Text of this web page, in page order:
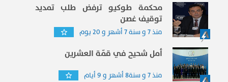
محكمة طوكيو ترفض طلب تمديد
توقيف غصن
منذ 7 و سنة 7 أشهر و 20 يوم
أمل شحيح في قمّة العشرين
منذ 7 و سنة8 أشهر و 9 أيام